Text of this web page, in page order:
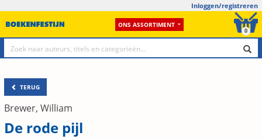
Inloggen/registreren
ONS ASSORTIMENT
0
TERUG
Brewer, William
De rode pijl